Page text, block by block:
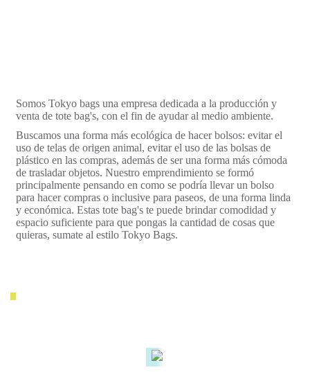
Somos Tokyo bags una empresa dedicada a la producción y
venta de tote bag's, con el fin de ayudar al medio ambiente.
Buscamos una forma más ecológica de hacer bolsos: evitar el
uso de telas de origen animal, evitar el uso de las bolsas de
plástico en las compras, además de ser una forma más cómoda
de trasladar objetos. Nuestro emprendimiento se formó
principalmente pensando en como se podría llevar un bolso
para hacer compras o inclusive para paseos, de una forma linda
y económica. Estas tote bag's te puede brindar comodidad y
espacio suficiente para que pongas la cantidad de cosas que
quieras, sumate al estilo Tokyo Bags.